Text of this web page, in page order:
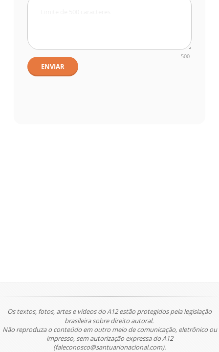
500
ENVIAR
Os textos, fotos, artes e vídeos do A12 estão protegidos pela legislação
brasileira sobre direito autoral.
Não reproduza o conteúdo em outro meio de comunicação, eletrônico ou
impresso, sem autorização expressa do A12
(faleconosco@santuarionacional.com).